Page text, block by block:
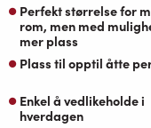
Perfekt størrelse for
rom, men med
mer plass
Plass til opptil åtte
Enkel å vedlikeholde i
hverdagen